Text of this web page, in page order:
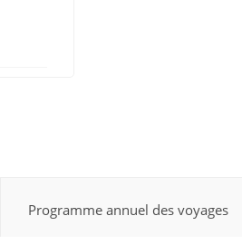
Programme annuel des voyages